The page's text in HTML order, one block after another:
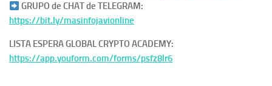
GRUPO de CHAT de TELEGRAM:
https://bit.ly/masinfojavionline
LISTA ESPERA GLOBAL CRYPTO ACADEMY:
https://app.youform.com/forms/psfz8lr6